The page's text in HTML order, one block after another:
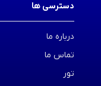
دسترسی ها
درباره ما
تماس ما
تور